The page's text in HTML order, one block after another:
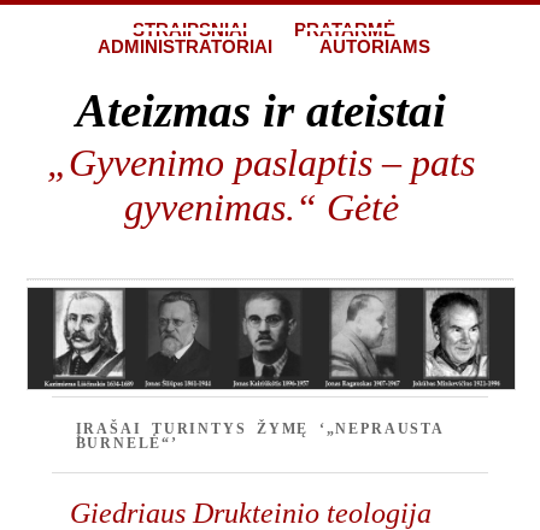
STRAIPSNIAI
PRATARMĖ
ADMINISTRATORIAI
AUTORIAMS
Ateizmas ir ateistai
„Gyvenimo paslaptis – pats
gyvenimas.“ Gėtė
ĮRAŠAI TURINTYS ŽYMĘ ‘„NEPRAUSTA
BURNELĖ“’
Giedriaus Drukteinio teologija